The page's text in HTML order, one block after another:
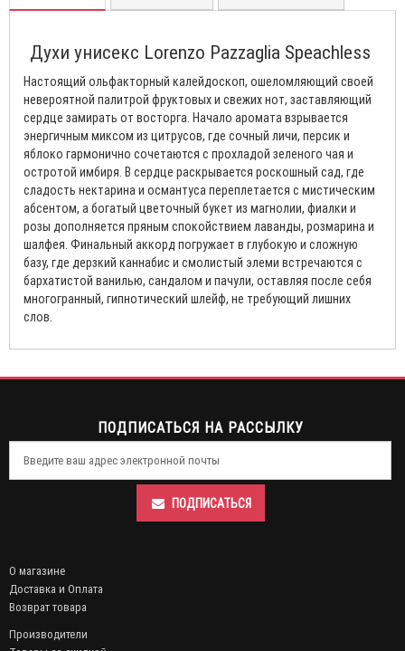
Духи унисекс Lorenzo Pazzaglia Speachless
Настоящий ольфакторный калейдоскоп, ошеломляющий своей
невероятной палитрой фруктовых и свежих нот, заставляющий
сердце замирать от восторга. Начало аромата взрывается
энергичным миксом из цитрусов, где сочный личи, персик и
яблоко гармонично сочетаются с прохладой зеленого чая и
остротой имбиря. В сердце раскрывается роскошный сад, где
сладость нектарина и османтуса переплетается с мистическим
абсентом, а богатый цветочный букет из магнолии, фиалки и
розы дополняется пряным спокойствием лаванды, розмарина и
шалфея. Финальный аккорд погружает в глубокую и сложную
базу, где дерзкий каннабис и смолистый элеми встречаются с
бархатистой ванилью, сандалом и пачули, оставляя после себя
многогранный, гипнотический шлейф, не требующий лишних
слов.
ПОДПИСАТЬСЯ НА РАССЫЛКУ
ПОДПИСАТЬСЯ
О магазине
Доставка и Оплата
Возврат товара
Производители